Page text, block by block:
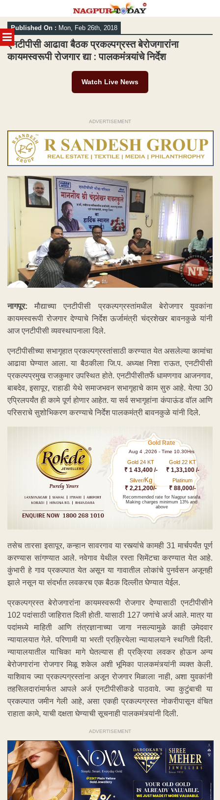
MENU
Skip
to
content
Published On : Mon, Feb 26th, 2018
एनटीपीसी आढावा बैठक प्रकल्पग्रस्त बेरोजगारांना
कायमस्वरूपी रोजगार द्या : पालकमंत्र्यांचे निर्देश
Watch Live News
ADVERTISEMENT
नागपूर: मौद्याच्या एनटीपीसी प्रकल्पग्रस्तांमधील बेरोजगार युवकांना
कायमस्वरूपी रोजगार देण्याचे निर्देश ऊर्जामंत्री चंद्रशेखर बावनकुळे यांनी
आज एनटीपीसी व्यवस्थापनाला दिले.
एनटीपीसीच्या सभागृहात प्रकल्पग्रस्तांसाठी करण्यात येत असलेल्या कामांचा
आढावा घेण्यात आला. या बैठकीला जि.प. अध्यक्ष निशा राऊत, एनटीपीसी
प्रकल्पप्रमुख राजकुमार उपस्थित होते. एनटीपीसीतर्फे धामणगाव आजनगाव,
बाबदेव, इसापूर, राहाडी येथे समाजभवन सभागृहाचे काम सुरु आहे. येत्या 30
एप्रिलपर्यंत ही कामे पूर्ण होणार आहेत. या सर्व सभागृहांना कंपाऊंड वॉल आणि
परिसराचे सुशोभिकरण करण्याचे निर्देश पालकमंत्री बावनकुळे यांनी दिले.
Gold Rate
Aug 4 ,2026 - Time 10.30Hrs
Gold 24 KT
₹ 1 43,400 /-
Gold 22 KT
₹ 1,33,100 /-
Silver/Kg
₹ 2,21,200/-
Platinum
₹ 88,000/-
Recommended rate for Nagpur sarafa
Making charges minimum 13% and
above
तसेच तारसा इसापूर, कन्हान सावरगाव या रस्त्यांचे कामही 31 मार्चपर्यंत पूर्ण
करण्यास सांगण्यात आले. नवेगाव येथील रस्ता सिमेंटचा करण्यात येत आहे.
कुंभारी हे गाव प्रकल्पात येत असून या गावातील लोकांचे पुनर्वसन अजूनही
झाले नसून या संदर्भात लवकरच एक बैठक दिल्लीत घेण्यात येईल.
प्रकल्पग्रस्त बेरोजगारांना कायमस्वरूपी रोजगार देण्यासाठी एनटीपीसीने
102 पदांसाठी जाहिरात दिली होती. यासाठी 127 जणांचे अर्ज आले. मात्र या
पदांमध्ये माहिती आणि तंत्रज्ञानाच्या जागा नसल्यामुळे काही उमेदवार
न्यायालयात गेले. परिणामी या भरती प्रक़्रियेला न्यायालयाने स्थगिती दिली.
न्यायालयातील याचिका मागे घेतल्यास ही प्रक्रिया लवकर होऊन अन्य
बेरोजगारांना रोजगार मिळू शकेल अशी भूमिका पालकमंत्र्यांनी व्यक्त केली.
याशिवाय ज्या प्रकल्पग्रस्तांना अजून रोजगार मिळाला नाही, अशा युवकांनी
तहसिलदारांमार्फत आपले अर्ज एनटीपीसीकडे पाठवावे. ज्या कुटुंबाची या
प्रकल्पात जमीन गेली आहे, असा एकही प्रकल्पग्रस्त नोकरीपासून वंचित
राहाता कामे, याची दक्षता घेण्याची सूचनाही पालकमंत्र्यांनी दिली.
ADVERTISEMENT